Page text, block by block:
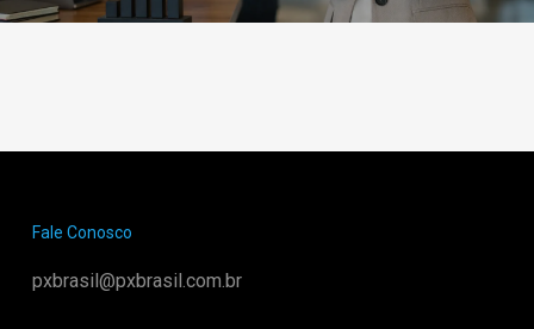
Fale Conosco
pxbrasil@pxbrasil.com.br